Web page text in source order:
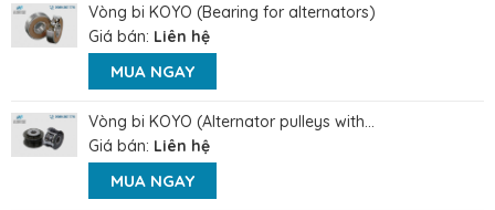
Vòng bi KOYO (Bearing for alternators)
Giá bán: Liên hệ
MUA NGAY
Vòng bi KOYO (Alternator pulleys with...
Giá bán: Liên hệ
MUA NGAY